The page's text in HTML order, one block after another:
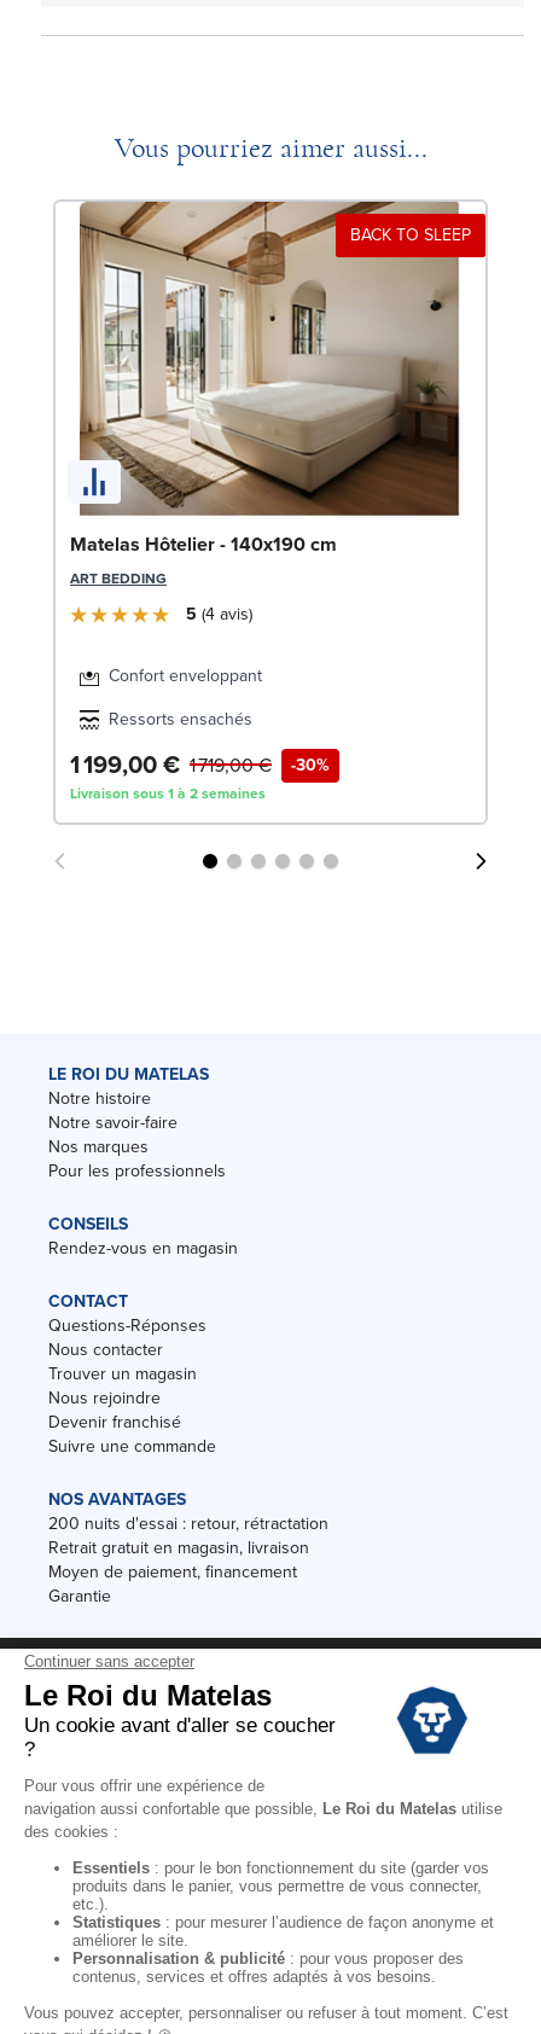
Vous pourriez aimer aussi...
BACK TO SLEEP
Matelas Hôtelier - 140x190 cm
ART BEDDING
5 4avis
Confort enveloppant
Ressorts ensachés
1 199,00 € -30%
1 719,00 €
Livraison sous 1 à 2 semaines
LE ROI DU MATELAS
Notre histoire
Notre savoir-faire
Nos marques
Pour les professionnels
CONSEILS
Rendez-vous en magasin
CONTACT
Questions-Réponses
Nous contacter
Trouver un magasin
Nous rejoindre
Devenir franchisé
Suivre une commande
NOS AVANTAGES
200 nuits d'essai : retour, rétractation
Retrait gratuit en magasin, livraison
Moyen de paiement, financement
Garantie
Conditions des offres
Black Friday
Destockage
Conditions Générales de vente magasin
Mentions Légales
Données personnelles
Codes promo Le Roi du Matelas